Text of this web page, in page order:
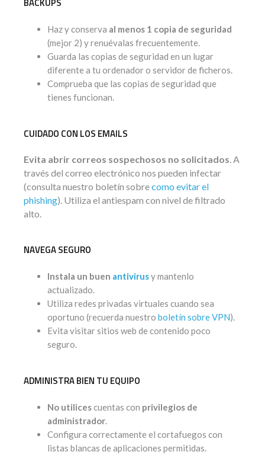
BACKUPS
Haz y conserva al menos 1 copia de seguridad
(mejor 2) y renuévalas frecuentemente.
Guarda las copias de seguridad en un lugar
diferente a tu ordenador o servidor de ficheros.
Comprueba que las copias de seguridad que
tienes funcionan.
CUIDADO CON LOS EMAILS
Evita abrir correos sospechosos no solicitados. A
través del correo electrónico nos pueden infectar
(consulta nuestro boletín sobrecomo evitar el
phishing). Utiliza el antiespam con nivel de filtrado
alto.
NAVEGA SEGURO
Instala un buen antivirusy mantenlo
actualizado.
Utiliza redes privadas virtuales cuando sea
oportuno (recuerda nuestro boletín sobre VPN).
Evita visitar sitios web de contenido poco
seguro.
ADMINISTRA BIEN TU EQUIPO
No utilicescuentas con privilegios de
administrador.
Configura correctamente el cortafuegos con
listas blancas de aplicaciones permitidas.